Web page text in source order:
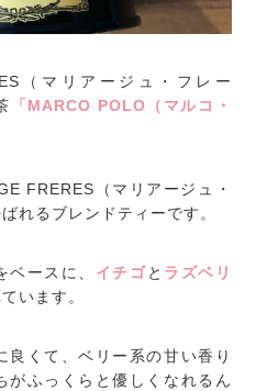
（マリアージュ・フレー
「MARCO POLO（マルコ・
FRERES（マリアージュ・
れるブレンドティーです。
ベースに、 イチゴと ラズベリ
います。
良くて、ベリー系の甘い香り
がふっくらと優しくなれるん